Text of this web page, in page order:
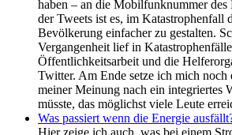
haben – an die Mobilfunknummer des
der Tweets ist es, im Katastrophenfall
Bevölkerung einfacher zu gestalten.
Vergangenheit lief in
Öffentlichkeitsarbeit und die
Twitter. Am Ende setze ich mich noch
meiner Meinung nach ein integriertes
müsste, das möglichst viele Leute
Was passiert wenn die Energie
Hier zeige ich auch, was bei einem